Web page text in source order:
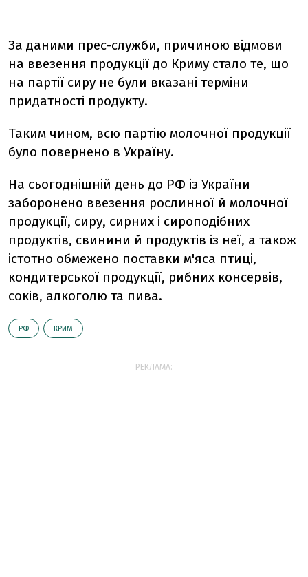
За даними прес-служби, причиною відмови
на ввезення продукції до Криму стало те, що
на партії сиру не були вказані терміни
придатності продукту.
Таким чином, всю партію молочної продукції
було повернено в Україну.
На сьогоднішній день до РФ із України
заборонено ввезення рослинної й молочної
продукції, сиру, сирних і сироподібних
продуктів, свинини й продуктів із неї, а також
істотно обмежено поставки м'яса птиці,
кондитерської продукції, рибних консервів,
соків, алкоголю та пива.
РФ КРИМ
РЕКЛАМА: